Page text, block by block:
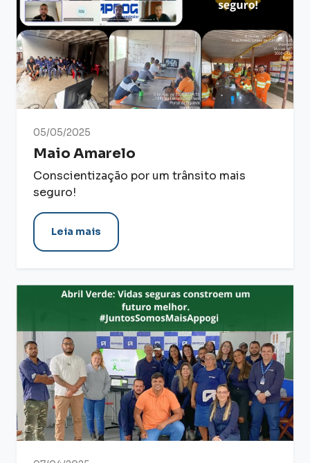
05/05/2025
Maio Amarelo
Conscientização por um trânsito mais
seguro!
Leia mais